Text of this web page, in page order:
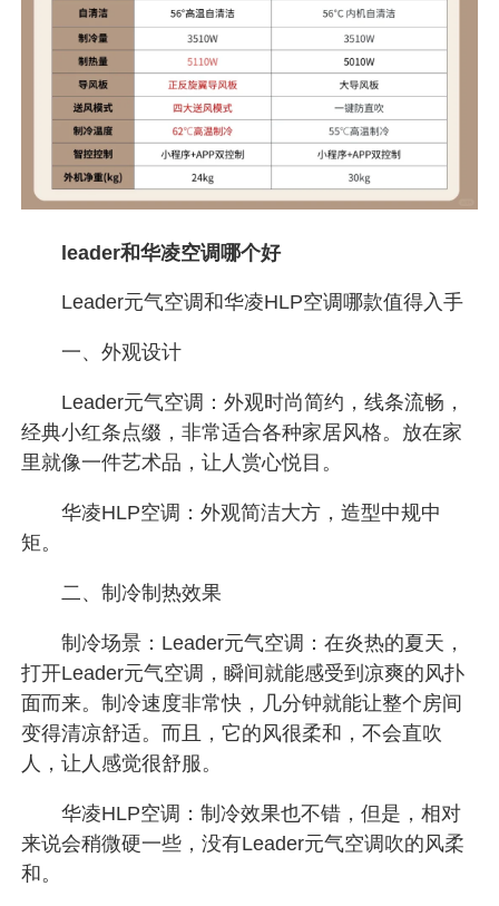
leader和华凌空调哪个好
Leader元气空调和华凌HLP空调哪款值得入手
一、外观设计
Leader元气空调：外观时尚简约，线条流畅，
经典小红条点缀，非常适合各种家居风格。放在家
里就像一件艺术品，让人赏心悦目。
华凌HLP空调：外观简洁大方，造型中规中
矩。
二、制冷制热效果
制冷场景：Leader元气空调：在炎热的夏天，
打开Leader元气空调，瞬间就能感受到凉爽的风扑
面而来。制冷速度非常快，几分钟就能让整个房间
变得清凉舒适。而且，它的风很柔和，不会直吹
人，让人感觉很舒服。
华凌HLP空调：制冷效果也不错，但是，相对
来说会稍微硬一些，没有Leader元气空调吹的风柔
和。